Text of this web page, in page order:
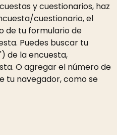
y cuestionarios, haz
cuestionario, el
de tu formulario de
Puedes buscar tu
de la encuesta,
O agregar el número de
tu navegador, como se